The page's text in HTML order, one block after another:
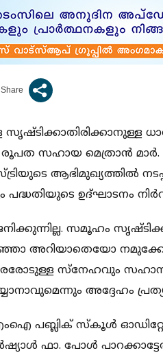
സൃ​​​ഷ്ടി​​​ക്കാ​​​തി​​​രി​​​ക്കാ​​​നു​​​ള്ള
രൂ​​​പ​​​ത സ​​​ഹാ​​​യ മെ​​​ത്രാ​​​ൻ
ആ​​​ഭി​​​മു​​​ഖ്യ​​​ത്തി​​​ൽ
ഉ​​​ദ്ഘാ​​​ട​​​നം
സ​​​മൂ​​​ഹം
അ​​​റി​​​യാ​​​തെ​​​യോ
സ്നേ​​​ഹ​​​വും
അ​​​ദ്ദേ​​​ഹം
പ​​​ബ്ലി​​​ക് സ്കൂ​​​ൾ
ഫാ.​ ​​പോ​​​ൾ